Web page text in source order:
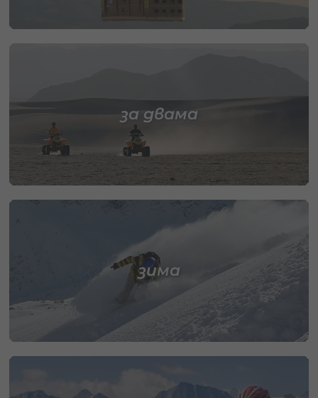
за двама
зима